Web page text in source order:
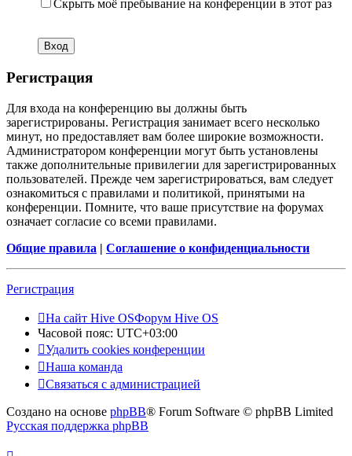
Скрыть моё пребывание на конференции в этот раз
Регистрация
Для входа на конференцию вы должны быть
зарегистрированы. Регистрация занимает всего несколько
минут, но предоставляет вам более широкие возможности.
Администратором конференции могут быть установлены
также дополнительные привилегии для зарегистрированных
пользователей. Прежде чем зарегистрироваться, вам следует
ознакомиться с правилами и политикой, принятыми на
конференции. Помните, что ваше присутствие на форумах
означает согласие со всеми правилами.
Общие правила | Соглашение о конфиденциальности
Регистрация
На сайт Hive OSФорум Hive OS
Часовой пояс: UTC+03:00
Удалить cookies конференции
Наша команда
Связаться с администрацией
Создано на основе phpBB® Forum Software © phpBB Limited
Русская поддержка phpBB